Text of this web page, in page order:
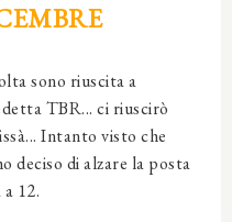
sono riuscita a
TBR... ci riuscirò
Intanto visto che
deciso di alzare la posta
12.